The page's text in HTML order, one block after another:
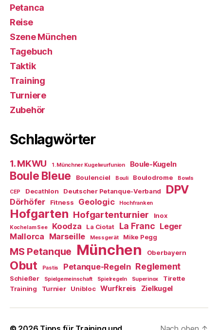
Petanca
Reise
Szene München
Tagebuch
Taktik
Training
Turniere
Zubehör
Schlagwörter
1. MKWU 1. Münchner Kugelwurfunion Boule-Kugeln
Boule Bleue Boulenciel Bouli Boulodrome Bowls
CEP Decathlon Deutscher Petanque-Verband DPV
Dörhöfer Fitness Geologic Hochfranken
Hofgarten Hofgartenturnier Inox
Kochel am See Koodza La Ciotat La Franc Leger
Mallorca Marseille Messgerät Mike Pegg
MS Petanque München Oberbayern
Obut Pastis Petanque-Regeln Reglement
Schießer Spielgemeinschaft Spielregeln Superinox
Tirette
Training
Turnier Unibloc Wurfkreis Zielkugel